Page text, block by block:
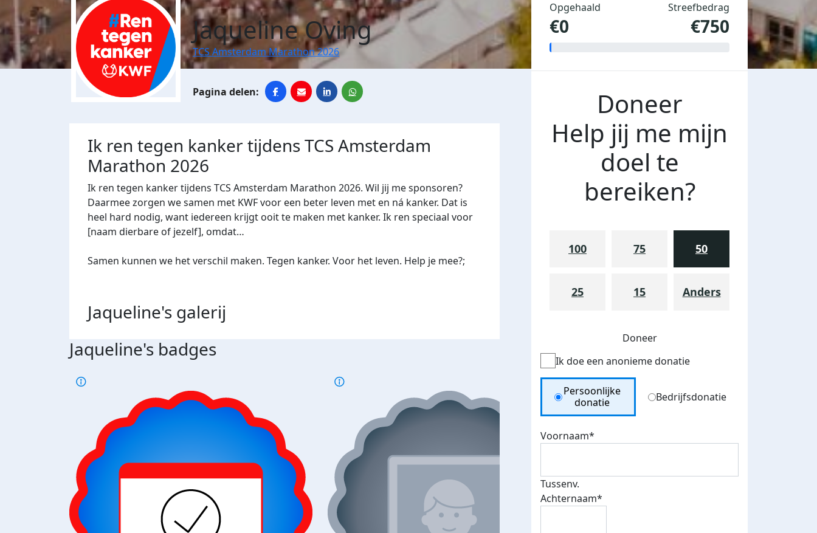
Jaqueline Oving
TCS Amsterdam Marathon 2026
Ik ren tegen kanker tijdens TCS Amsterdam
Marathon 2026
Ik ren tegen kanker tijdens TCS Amsterdam Marathon 2026. Wil jij me sponsoren?
Daarmee zorgen we samen met KWF voor een beter leven met en ná kanker. Dat is
heel hard nodig, want iedereen krijgt ooit te maken met kanker. Ik ren speciaal voor
[naam dierbare of jezelf], omdat…
Samen kunnen we het verschil maken. Tegen kanker. Voor het leven. Help je mee?;
Jaqueline's galerij
Jaqueline's badges
Opgehaald
€0
Streefbedrag
€750
Doneer
Help jij me mijn
doel te
bereiken?
100 75 50
25 15 Anders
Doneer
Ik doe een anonieme donatie
Donation Type
Persoonlijke
donatie
Bedrijfsdonatie
Voornaam*
Tussenv.
Achternaam*